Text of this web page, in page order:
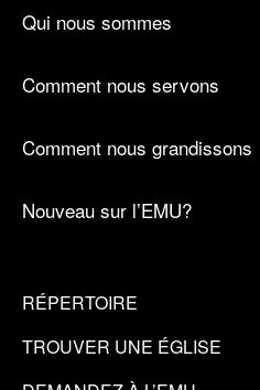
Qui nous sommes
Comment nous servons
Comment nous grandissons
Nouveau sur l’EMU?
RÉPERTOIRE
TROUVER UNE ÉGLISE